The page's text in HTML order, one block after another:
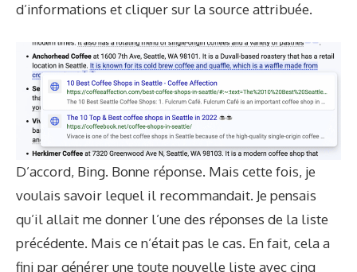
d’informations et cliquer sur la source attribuée.
D’accord, Bing. Bonne réponse. Mais cette fois, je
voulais savoir lequel il recommandait. Je pensais
qu’il allait me donner l’une des réponses de la liste
précédente. Mais ce n’était pas le cas. En fait, cela a
fini par générer une toute nouvelle liste avec cinq